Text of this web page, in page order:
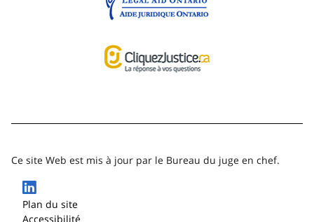
Ce site Web est mis à jour par le Bureau du juge en chef.
Plan du site
Accessibilité